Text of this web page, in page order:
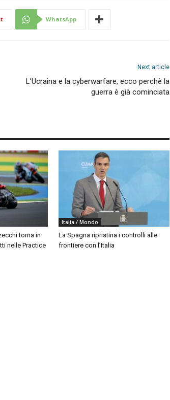
WhatsApp
Next article
L’Ucraina e la cyberwarfare, ecco perchè la
guerra è già cominciata
torna in
nelle Practice
Italia / Mondo
La Spagna ripristina i controlli alle
frontiere con l’Italia